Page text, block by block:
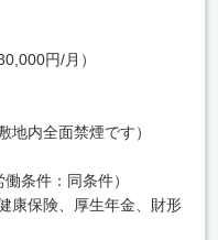
円/月）
地内全面禁煙です）
条件：同条件）
康保険、厚生年金、財形